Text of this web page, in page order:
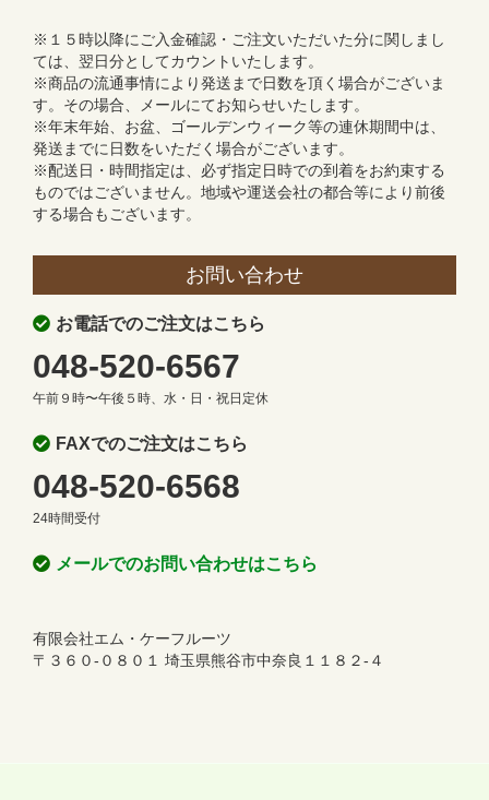
※１５時以降にご入金確認・ご注文いただいた分に関しまし
ては、翌日分としてカウントいたします。
※商品の流通事情により発送まで日数を頂く場合がございま
す。その場合、メールにてお知らせいたします。
※年末年始、お盆、ゴールデンウィーク等の連休期間中は、
発送までに日数をいただく場合がございます。
※配送日・時間指定は、必ず指定日時での到着をお約束する
ものではございません。地域や運送会社の都合等により前後
する場合もございます。
お問い合わせ
お電話でのご注文はこちら
048-520-6567
午前９時〜午後５時、水・日・祝日定休
FAXでのご注文はこちら
048-520-6568
24時間受付
メールでのお問い合わせはこちら
有限会社エム・ケーフルーツ
〒３６０‐０８０１ 埼玉県熊谷市中奈良１１８２‐４